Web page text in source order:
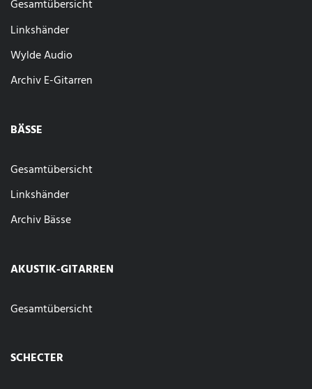
Gesamtübersicht
Linkshänder
Wylde Audio
Archiv E-Gitarren
BÄSSE
Gesamtübersicht
Linkshänder
Archiv Bässe
AKUSTIK-GITARREN
Gesamtübersicht
SCHECTER